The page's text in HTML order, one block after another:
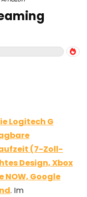
Logitech G
(7-Zoll-
Design, Xbox
NOW, Google
. Im